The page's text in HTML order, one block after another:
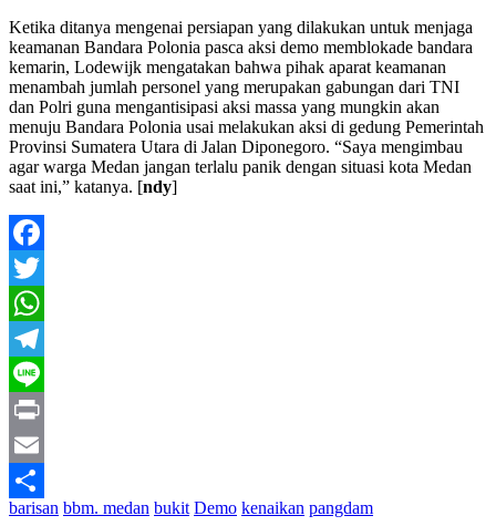
Ketika ditanya mengenai persiapan yang dilakukan untuk menjaga
keamanan Bandara Polonia pasca aksi demo memblokade bandara
kemarin, Lodewijk mengatakan bahwa pihak aparat keamanan
menambah jumlah personel yang merupakan gabungan dari TNI
dan Polri guna mengantisipasi aksi massa yang mungkin akan
menuju Bandara Polonia usai melakukan aksi di gedung Pemerintah
Provinsi Sumatera Utara di Jalan Diponegoro. “Saya mengimbau
agar warga Medan jangan terlalu panik dengan situasi kota Medan
saat ini,” katanya. [ndy]
Facebook
Twitter
WhatsApp
Telegram
Line
Print
Email
Share
barisan bbm. medan bukit Demo kenaikan pangdam